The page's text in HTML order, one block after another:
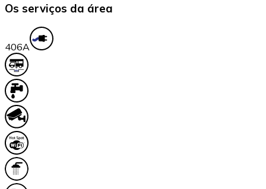
Os serviços da área
406A